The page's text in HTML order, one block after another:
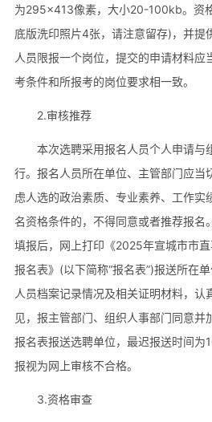
为295×413像素，大小20-100kb。资
底版洗印照片4张，请注意留存)，并提
人员限报一个岗位，提交的申请材料应
考条件和所报考的岗位要求相一致。
2.审核推荐
本次选聘采用报名人员个人申请与
行。报名人员所在单位、主管部门应当
虑人选的政治素质、专业素养、工作实
名资格条件的，不得同意或者推荐报名
填报后，网上打印《2025年宣城市市
报名表》(以下简称“报名表”)报送所在
人员档案记录情况及相关证明材料，认
见，报主管部门、组织人事部门同意并
报名表报送选聘单位，最迟报送时间
报视为网上审核不合格。
3.资格审查